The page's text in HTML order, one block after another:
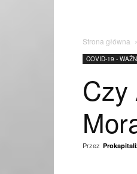
Strona główna
COVID-19 -
Czy
Przez